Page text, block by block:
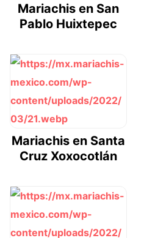
Mariachis en San
Pablo Huixtepec
Mariachis en Santa
Cruz Xoxocotlán